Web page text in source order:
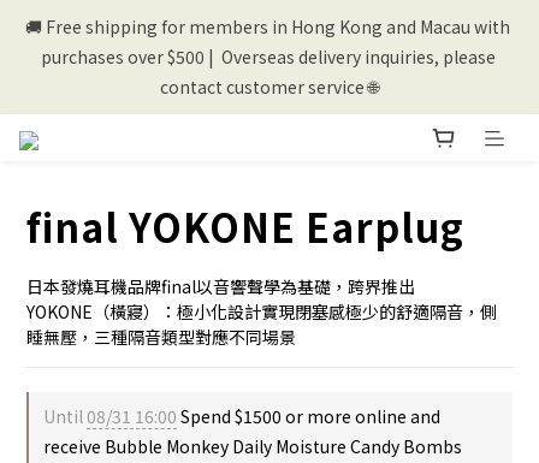
💰New registered members will get 50 shopping credits💰
contact customer service 🌐
final YOKONE Earplug
日本發燒耳機品牌final以音響聲學為基礎，跨界推出
YOKONE（橫寢）：極小化設計實現閉塞感極少的舒適隔音，側
睡無壓，三種隔音類型對應不同場景
Until08/31 16:00 Spend $1500 or more online and
receive Bubble Monkey Daily Moisture Candy Bombs